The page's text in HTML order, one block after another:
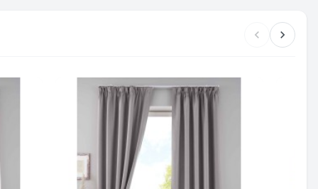
chevron_left chevron_right